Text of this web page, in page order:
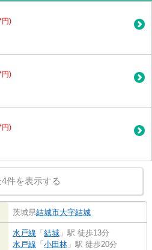
円)
円)
円)
件を表示する
茨城県結城市大字結城
水戸線 「 結城 」駅 徒歩13分
水戸線 「 小田林 」駅 徒歩20分